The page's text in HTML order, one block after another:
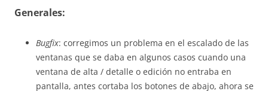
Generales:
Bugfix: corregimos un problema en el escalado de las
ventanas que se daba en algunos casos cuando una
ventana de alta / detalle o edición no entraba en
pantalla, antes cortaba los botones de abajo, ahora se